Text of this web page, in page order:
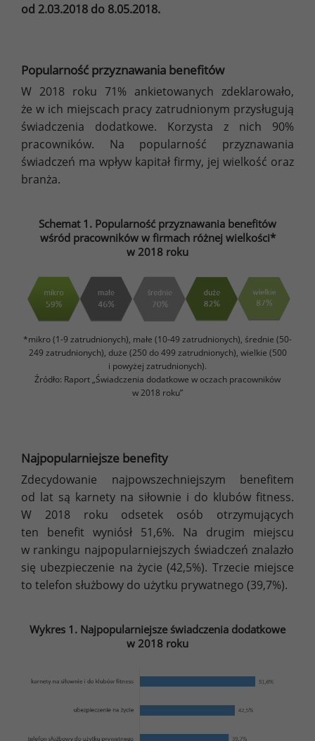
od 2.03.2018 do 8.05.2018.
Popularność przyznawania benefitów
W 2018 roku 71% ankietowanych zdeklarowało,
że w ich miejscach pracy zatrudnionym przysługują
świadczenia dodatkowe. Korzysta z nich 90%
pracowników. Na popularność przyznawania
świadczeń ma wpływ kapitał firmy, jej wielkość oraz
branża.
Schemat 1. Popularność przyznawania benefitów
wśród pracowników w firmach różnej wielkości*
w 2018 roku
*mikro (1-9 zatrudnionych), małe (10-49 zatrudnionych), średnie (50-
249 zatrudnionych), duże (250 do 499 zatrudnionych), wielkie (500
i powyżej zatrudnionych).
Źródło: Raport „Świadczenia dodatkowe w oczach pracowników
w 2018 roku”
Najpopularniejsze benefity
Zdecydowanie najpowszechniejszym benefitem
od lat są karnety na siłownie i do klubów fitness.
W 2018 roku odsetek osób otrzymujących
ten benefit wyniósł 51,6%. Na drugim miejscu
w rankingu najpopularniejszych świadczeń znalazło
się ubezpieczenie na życie (42,5%). Trzecie miejsce
to telefon służbowy do użytku prywatnego (39,7%).
Wykres 1. Najpopularniejsze świadczenia dodatkowe
w 2018 roku